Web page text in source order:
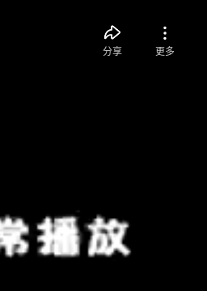
分享 更多